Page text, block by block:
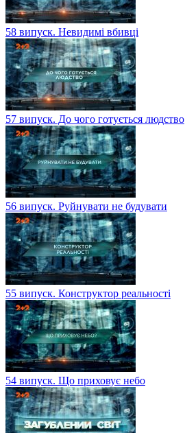
58 випуск. Невидимі вбивці
57 випуск. До чого готується людство
56 випуск. Руйнувати не будувати
55 випуск. Конструктор реальності
54 випуск. Що приховує небо